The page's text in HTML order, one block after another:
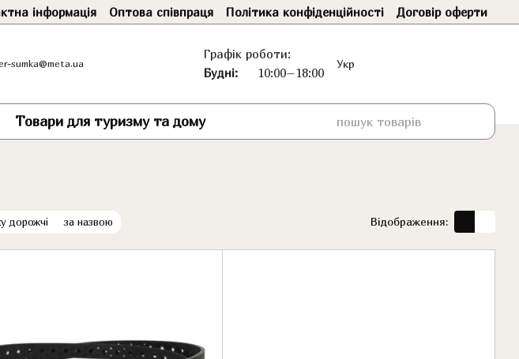
інформація Оптова співпраця Політика конфіденційності Договір оферти
sumka@meta.ua
Графік роботи:
Будні:
10:00–18:00
Укр
Товари для туризму та дому
дорожчі за назвою Відображення: